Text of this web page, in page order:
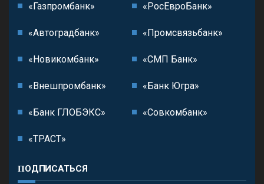
«Газпромбанк» «РосЕвроБанк»
«Автоградбанк» «Промсвязьбанк»
«Новикомбанк» «СМП Банк»
«Внешпромбанк» «Банк Югра»
«Банк ГЛОБЭКС» «Совкомбанк»
«ТРАСТ»
ПОДПИСАТЬСЯ